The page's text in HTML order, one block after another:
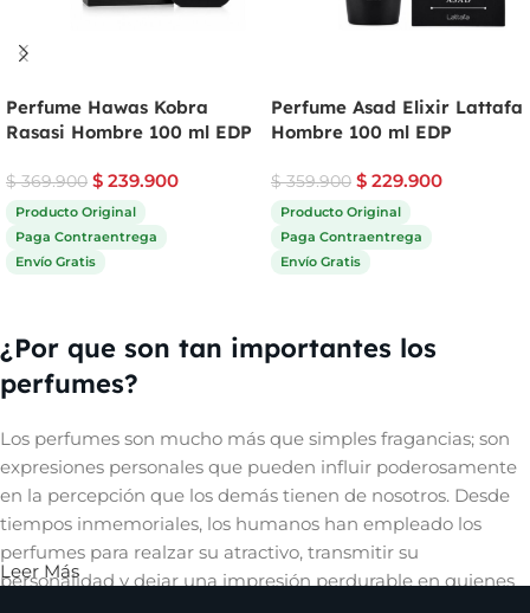
Perfume Hawas Kobra
Rasasi Hombre 100 ml EDP
$369.900 $ 239.900
Producto Original
Paga Contraentrega
Envío Gratis
Perfume Asad Elixir Lattafa
Hombre 100 ml EDP
$359.900 $ 229.900
Producto Original
Paga Contraentrega
Envío Gratis
¿Por que son tan importantes los
perfumes?
Los perfumes son mucho más que simples fragancias; son
expresiones personales que pueden influir poderosamente
en la percepción que los demás tienen de nosotros. Desde
tiempos inmemoriales, los humanos han empleado los
perfumes para realzar su atractivo, transmitir su
personalidad y dejar una impresión perdurable en quienes
Leer Más